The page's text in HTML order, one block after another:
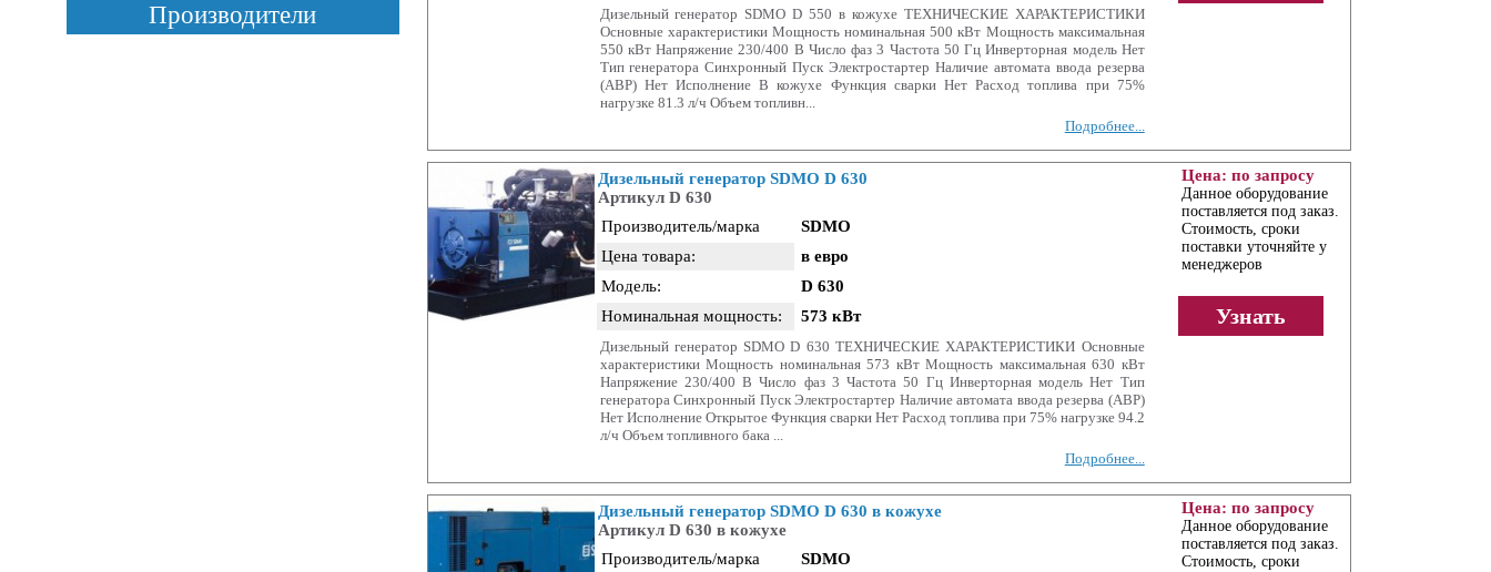
Дизельный генератор SDMO D 550 в кожухе ТЕХНИЧЕСКИЕ ХАРАКТЕРИСТИКИ
Основные характеристики Мощность номинальная 500 кВт Мощность максимальная
550 кВт Напряжение 230/400 В Число фаз 3 Частота 50 Гц Инверторная модель Нет
Тип генератора Синхронный Пуск Электростартер Наличие автомата ввода резерва
(АВР) Нет Исполнение В кожухе Функция сварки Нет Расход топлива при 75%
нагрузке 81.3 л/ч Объем топливн...
Подробнее...
Цена: по запросу
Данное оборудование
поставляется под заказ.
Стоимость, сроки
поставки уточняйте у
менеджеров
Узнать
Дизельный генератор SDMO D 630
Артикул D 630
Производитель/марка
SDMO
Цена товара:
в евро
Модель:
D 630
Номинальная мощность:
573 кВт
Дизельный генератор SDMO D 630 ТЕХНИЧЕСКИЕ ХАРАКТЕРИСТИКИ Основные
характеристики Мощность номинальная 573 кВт Мощность максимальная 630 кВт
Напряжение 230/400 В Число фаз 3 Частота 50 Гц Инверторная модель Нет Тип
генератора Синхронный Пуск Электростартер Наличие автомата ввода резерва (АВР)
Нет Исполнение Открытое Функция сварки Нет Расход топлива при 75% нагрузке 94.2
л/ч Объем топливного бака ...
Подробнее...
Цена: по запросу
Данное оборудование
поставляется под заказ.
Стоимость, сроки
Дизельный генератор SDMO D 630 в кожухе
Артикул D 630 в кожухе
Производитель/марка
SDMO
Производители